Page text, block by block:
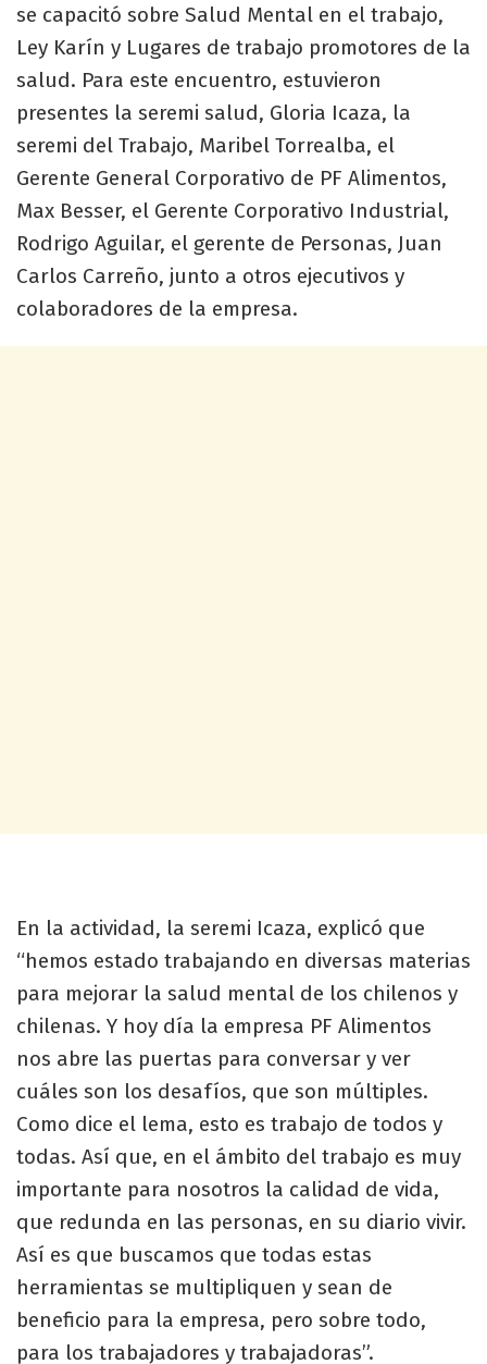
se capacitó sobre Salud Mental en el trabajo,
Ley Karín y Lugares de trabajo promotores de la
salud. Para este encuentro, estuvieron
presentes la seremi salud, Gloria Icaza, la
seremi del Trabajo, Maribel Torrealba, el
Gerente General Corporativo de PF Alimentos,
Max Besser, el Gerente Corporativo Industrial,
Rodrigo Aguilar, el gerente de Personas, Juan
Carlos Carreño, junto a otros ejecutivos y
colaboradores de la empresa.
En la actividad, la seremi Icaza, explicó que
“hemos estado trabajando en diversas materias
para mejorar la salud mental de los chilenos y
chilenas. Y hoy día la empresa PF Alimentos
nos abre las puertas para conversar y ver
cuáles son los desafíos, que son múltiples.
Como dice el lema, esto es trabajo de todos y
todas. Así que, en el ámbito del trabajo es muy
importante para nosotros la calidad de vida,
que redunda en las personas, en su diario vivir.
Así es que buscamos que todas estas
herramientas se multipliquen y sean de
beneficio para la empresa, pero sobre todo,
para los trabajadores y trabajadoras”.